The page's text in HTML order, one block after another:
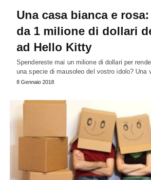
Una casa bianca e
da 1 milione di dollari
ad Hello Kitty
Spendereste mai un milione di dollari per
una specie di mausoleo del vostro idolo? Una
8 Gennaio 2018